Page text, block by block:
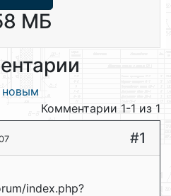
МБ
новым
Комментарии 1-1 из 1
#1
index.php?